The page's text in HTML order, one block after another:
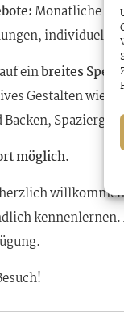
Monatliche
individuell
einbreites
Gestalten wie
möglich.